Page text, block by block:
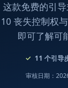
这款免费的引
10 丧失控制权
即可了解可
11 个引导
审核日期：